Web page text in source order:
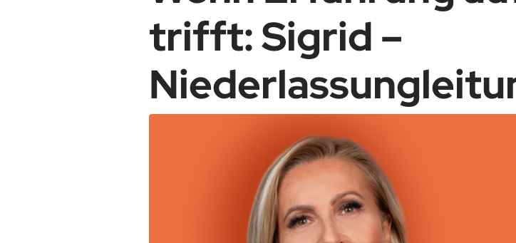
trifft: Sigrid –